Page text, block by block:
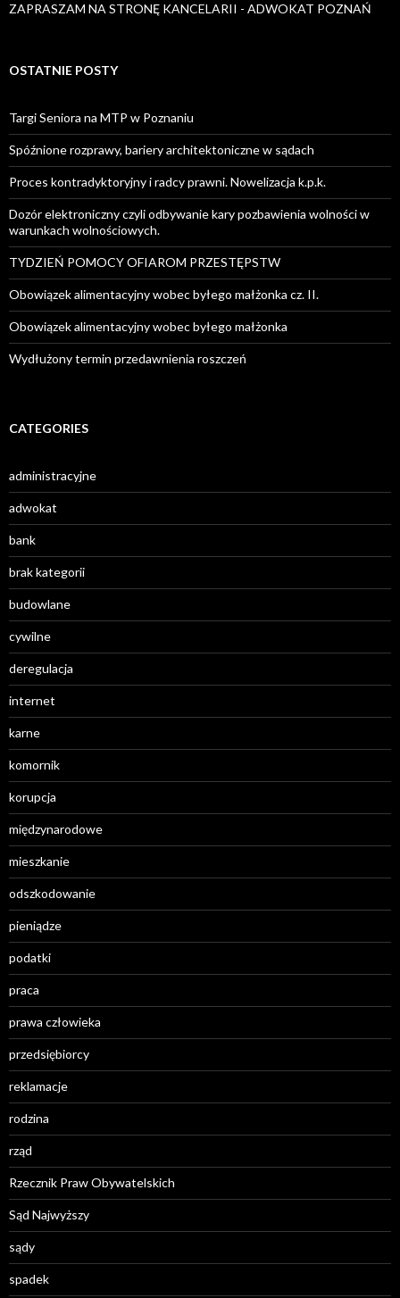
ZAPRASZAM NA STRONĘ KANCELARII - ADWOKAT POZNAŃ
OSTATNIE POSTY
Targi Seniora na MTP w Poznaniu
Spóźnione rozprawy, bariery architektoniczne w sądach
Proces kontradyktoryjny i radcy prawni. Nowelizacja k.p.k.
Dozór elektroniczny czyli odbywanie kary pozbawienia wolności w
warunkach wolnościowych.
TYDZIEŃ POMOCY OFIAROM PRZESTĘPSTW
Obowiązek alimentacyjny wobec byłego małżonka cz. II.
Obowiązek alimentacyjny wobec byłego małżonka
Wydłużony termin przedawnienia roszczeń
CATEGORIES
administracyjne
adwokat
bank
brak kategorii
budowlane
cywilne
deregulacja
internet
karne
komornik
korupcja
międzynarodowe
mieszkanie
odszkodowanie
pieniądze
podatki
praca
prawa człowieka
przedsiębiorcy
reklamacje
rodzina
rząd
Rzecznik Praw Obywatelskich
Sąd Najwyższy
sądy
spadek